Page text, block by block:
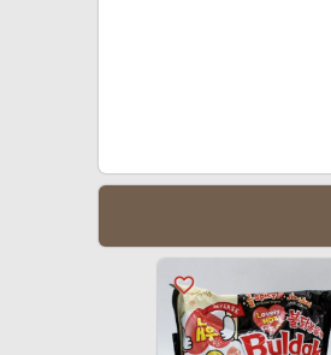
favorite_border